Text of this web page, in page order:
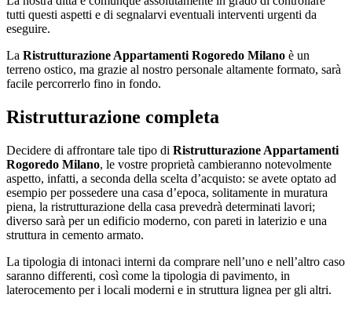
tutti questi aspetti e di segnalarvi eventuali interventi urgenti da
eseguire.
La Ristrutturazione Appartamenti Rogoredo Milano è un
terreno ostico, ma grazie al nostro personale altamente formato, sarà
facile percorrerlo fino in fondo.
Ristrutturazione completa
Decidere di affrontare tale tipo di Ristrutturazione Appartamenti
Rogoredo Milano, le vostre proprietà cambieranno notevolmente
aspetto, infatti, a seconda della scelta d’acquisto: se avete optato ad
esempio per possedere una casa d’epoca, solitamente in muratura
piena, la ristrutturazione della casa prevedrà determinati lavori;
diverso sarà per un edificio moderno, con pareti in laterizio e una
struttura in cemento armato.
La tipologia di intonaci interni da comprare nell’uno e nell’altro caso
saranno differenti, così come la tipologia di pavimento, in
laterocemento per i locali moderni e in struttura lignea per gli altri.